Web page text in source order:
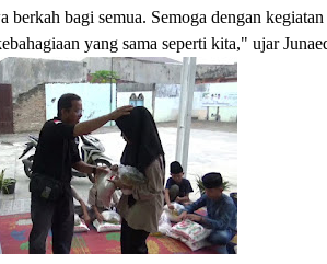
bagi semua. Semoga dengan
yang sama seperti kita," ujar